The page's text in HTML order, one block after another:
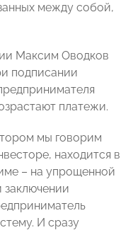
между собой,
Максим Оводков
подписании
платежи.
мы говорим
находится в
– на упрощенной
И сразу